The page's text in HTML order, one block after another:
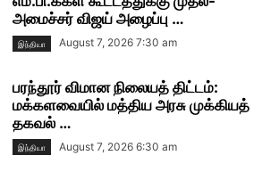
அமைச்சர் விஜய் அழைப்பு …
இந்தியா August 7, 2026 7:30 am
பரந்தூர் விமான நிலையத் திட்டம்:
மக்களவையில் மத்திய அரசு முக்கியத்
தகவல் …
இந்தியா August 7, 2026 6:30 am